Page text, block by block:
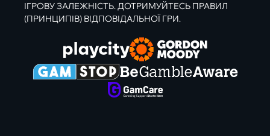
ІГРОВУ ЗАЛЕЖНІСТЬ. ДОТРИМУЙТЕСЬ ПРАВИЛ
(ПРИНЦИПІВ) ВІДПОВІДАЛЬНОЇ ГРИ.